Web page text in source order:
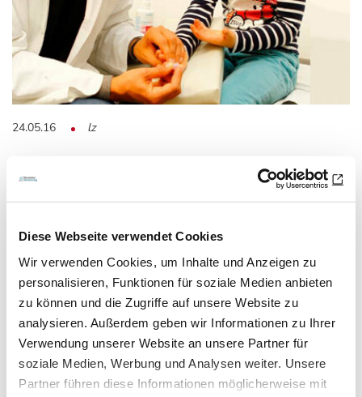
Diese Webseite verwendet Cookies
Wir verwenden Cookies, um Inhalte und Anzeigen zu
personalisieren, Funktionen für soziale Medien anbieten
zu können und die Zugriffe auf unsere Website zu
analysieren. Außerdem geben wir Informationen zu Ihrer
Verwendung unserer Website an unsere Partner für
soziale Medien, Werbung und Analysen weiter. Unsere
Partner führen diese Informationen möglicherweise mit
24.05.16 lz
36.000 Kinder auf Typ-1-Diabetes
untersucht
Fr1da-Studie
Ein Jahr nach Einführung des bayerischen Pilotprojektes
Fr1da veröffentlicht das Institut für…